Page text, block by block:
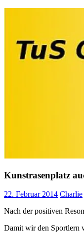
Kunstrasenplatz
22. Februar 2014 Charlie
Nach der positiven
Damit wir den Sportlern